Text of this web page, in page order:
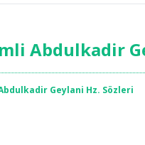
Abdulkadir
Geylani Hz. Sözleri